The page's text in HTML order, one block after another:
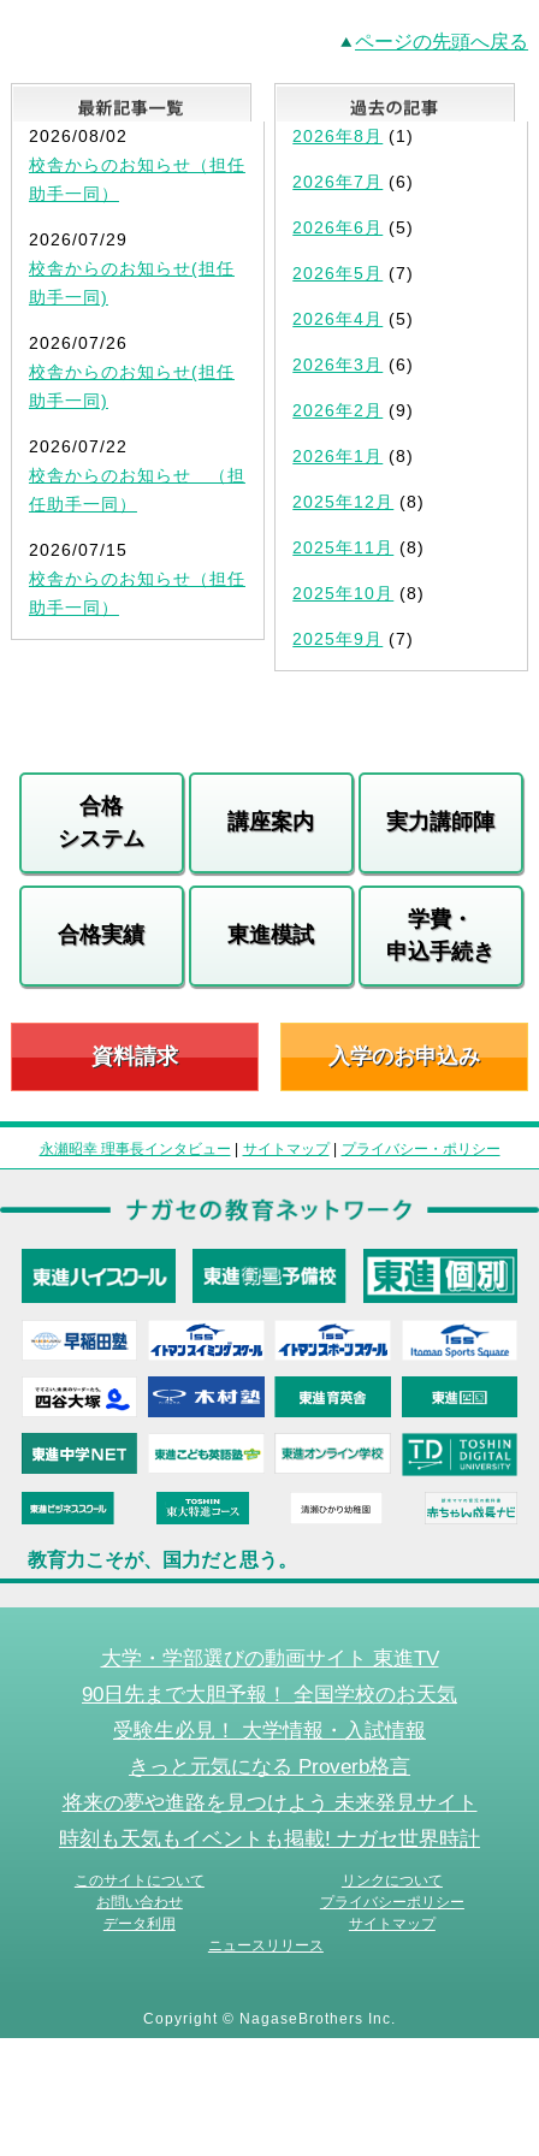
ページの先頭へ戻る
最新記事一覧
2026/08/02
校舎からのお知らせ（担任
助手一同）
2026/07/29
校舎からのお知らせ(担任
助手一同)
2026/07/26
校舎からのお知らせ(担任
助手一同)
2026/07/22
校舎からのお知らせ （担
任助手一同）
2026/07/15
校舎からのお知らせ（担任
助手一同）
2026年8月 (1)
2026年7月 (6)
2026年6月 (5)
2026年5月 (7)
2026年4月 (5)
2026年3月 (6)
2026年2月 (9)
2026年1月 (8)
2025年12月 (8)
2025年11月 (8)
2025年10月 (8)
2025年9月 (7)
合格
システム
講座案内 実力講師陣
合格実績 東進模試
学費・
申込手続き
資料請求 入学のお申込み
永瀬昭幸 理事長インタビュー | サイトマップ| プライバシー・ポリシー
教育力こそが、国力だと思う。
大学・学部選びの動画サイト 東進TV
90日先まで大胆予報！ 全国学校のお天気
受験生必見！ 大学情報・入試情報
きっと元気になる Proverb格言
将来の夢や進路を見つけよう 未来発見サイト
時刻も天気もイベントも掲載! ナガセ世界時計
このサイトについて
リンクについて
お問い合わせ
プライバシーポリシー
データ利用
サイトマップ
ニュースリリース
Copyright © NagaseBrothers Inc.